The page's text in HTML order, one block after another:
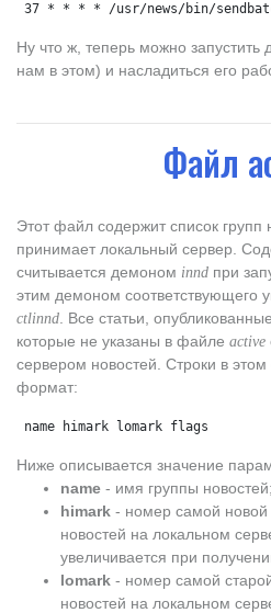
37 * * * * /usr/news/bin/
Ну что ж, теперь можно запустить
нам в этом) и насладиться его
Файл
Этот файл содержит список групп
принимает локальный сервер.
считывается демоном innd при
этим демоном соответствующего
ctlinnd . Все статьи,
которые не указаны в файле active
сервером новостей. Строки в
формат:
name himark lomark flags
Ниже описывается значение
name - имя группы новостей;
himark - номер самой новой
новостей на локальном
увеличивается при
lomark - номер самой
новостей на локальном